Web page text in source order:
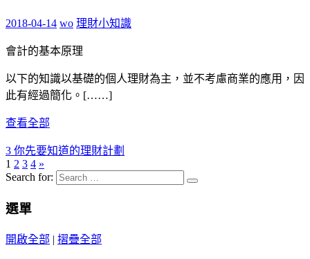
2018-04-14 wo 理財小知識
會計的基本原理
以下的知識以基礎的個人理財為主，並不考慮商業的應用，因
此有經過簡化。[……]
查看全部
3 你先要知道的理財計劃
1 2 3 4 »
Search for:
選單
開啟全部 | 摺疊全部